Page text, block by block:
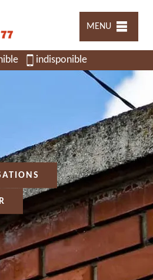
MENU
indisponible